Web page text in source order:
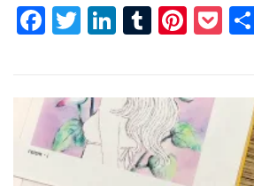
Facebook
Twitter
LinkedIn
Tumblr